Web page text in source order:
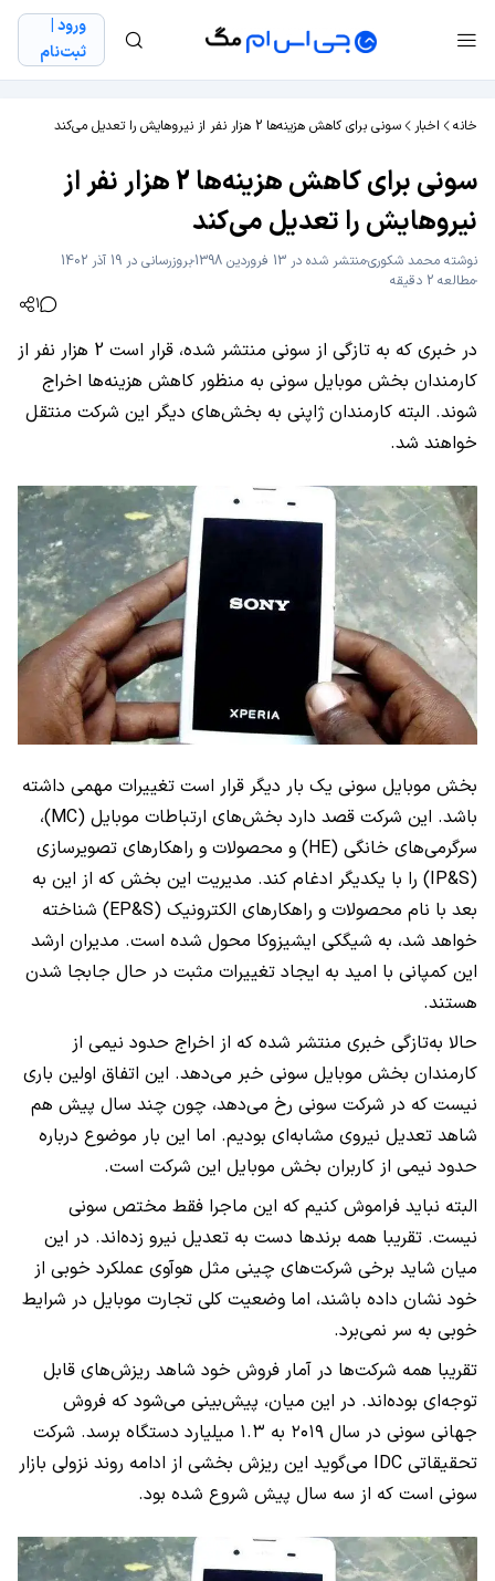
ورود |
ثبت‌نام
خانه اخبار سونی برای کاهش هزینه‌ها 2 هزار نفر از نیروهایش را تعدیل می‌کند
سونی برای کاهش هزینه‌ها 2 هزار نفر از
نیروهایش را تعدیل می‌کند
نوشته محمد شکوریمنتشر شده در 13 فروردین 1398
بروزرسانی در 19 آذر 1402
مطالعه 2 دقیقه
1
در خبری که به تازگی از سونی منتشر شده، قرار است 2 هزار نفر از
کارمندان بخش موبایل سونی به منظور کاهش هزینه‌ها اخراج
شوند. البته کارمندان ژاپنی به بخش‌های دیگر این شرکت منتقل
خواهند شد.
بخش موبایل سونی یک بار دیگر قرار است تغییرات مهمی داشته
باشد. این شرکت قصد دارد بخش‌های ارتباطات موبایل (MC)،
سرگرمی‌های خانگی (HE) و محصولات و راهکارهای تصویرسازی
(IP&S) را با یکدیگر ادغام کند. مدیریت این بخش که از این به
بعد با نام محصولات و راهکارهای الکترونیک (EP&S) شناخته
خواهد شد، به شیگکی ایشیزوکا محول شده است. مدیران ارشد
این کمپانی با امید به ایجاد تغییرات مثبت در حال جابجا شدن
هستند.
حالا به‌تازگی خبری منتشر شده که از اخراج حدود نیمی از
کارمندان بخش موبایل سونی خبر می‌دهد. این اتفاق اولین باری
نیست که در شرکت سونی رخ می‌دهد، چون چند سال پیش هم
شاهد تعدیل نیروی مشابه‌ای بودیم. اما این بار موضوع درباره
حدود نیمی از کاربران بخش موبایل این شرکت است.
البته نباید فراموش کنیم که این ماجرا فقط مختص سونی
نیست. تقریبا همه برندها دست به تعدیل نیرو زده‌اند. در این
میان شاید برخی شرکت‌های چینی مثل هوآوی عملکرد خوبی از
خود نشان داده باشند، اما وضعیت کلی تجارت موبایل در شرایط
خوبی به سر نمی‌برد.
تقریبا همه شرکت‌ها در آمار فروش خود شاهد ریزش‌های قابل
توجه‌ای بوده‌اند. در این میان، پیش‌بینی می‌شود که فروش
جهانی سونی در سال ۲۰۱۹ به ۱.۳ میلیارد دستگاه برسد. شرکت
تحقیقاتی IDC می‌گوید این ریزش بخشی از ادامه روند نزولی بازار
سونی است که از سه سال پیش شروع شده بود.